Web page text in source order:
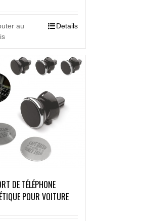
au
Details
DE TÉLÉPHONE
POUR VOITURE